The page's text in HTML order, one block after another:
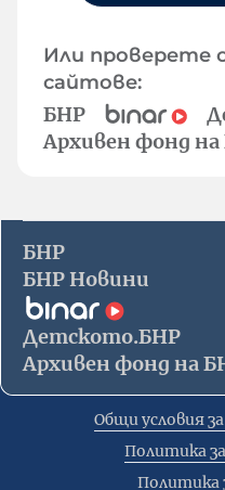
Или
сайтове:
БНР
Архивен фонд
БНР
БНР Новини
Детското.БНР
Архивен фонд на
Общи условия
Политика
Политика